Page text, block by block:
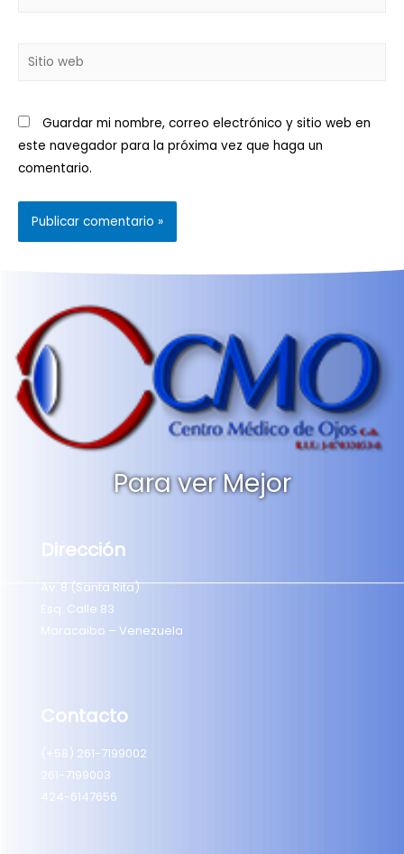
Guardar mi nombre, correo electrónico y sitio web en
este navegador para la próxima vez que haga un
comentario.
Para ver Mejor
Dirección
Av. 8 (Santa Rita)
Esq. Calle 83
Maracaibo – Venezuela
Contacto
(+58) 261-7199002
261-7199003
424-6147656